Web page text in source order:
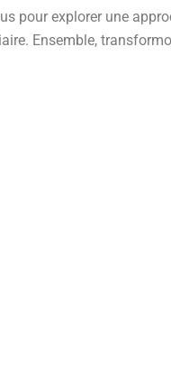
pour explorer une
Ensemble,